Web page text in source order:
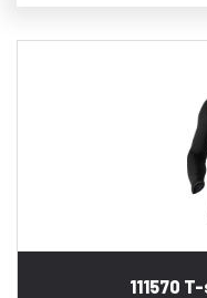
111570